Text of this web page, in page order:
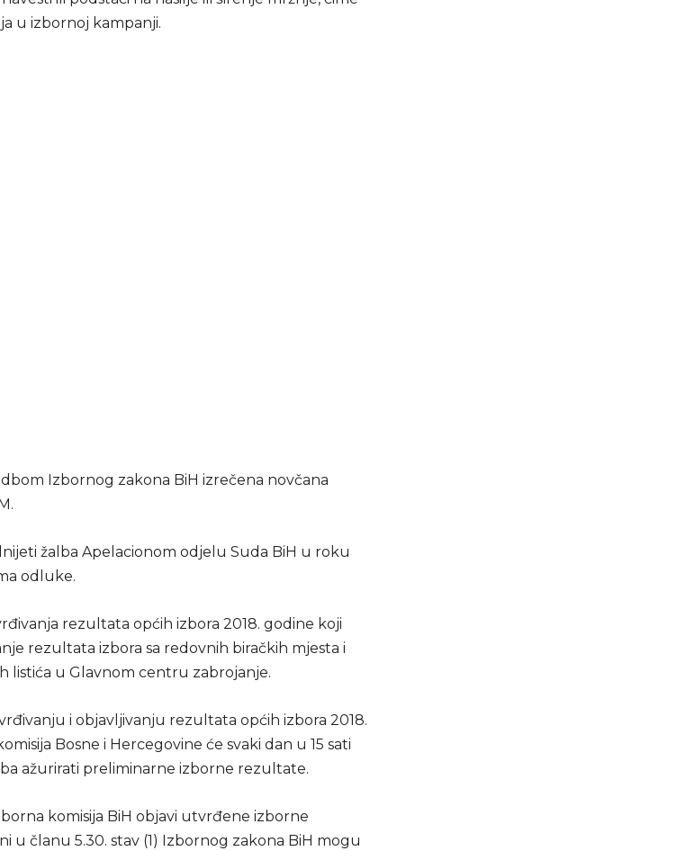
u izbornoj kampanji.
Izbornog zakona BiH izrečena novčana
žalba Apelacionom odjelu Suda BiH u roku
odluke.
rezultata općih izbora 2018. godine koji
rezultata izbora sa redovnih biračkih mjesta i
listića u Glavnom centru zabrojanje.
i objavljivanju rezultata općih izbora 2018.
Bosne i Hercegovine će svaki dan u 15 sati
ažurirati preliminarne izborne rezultate.
komisija BiH objavi utvrđene izborne
u članu 5.30. stav (1) Izbornog zakona BiH mogu